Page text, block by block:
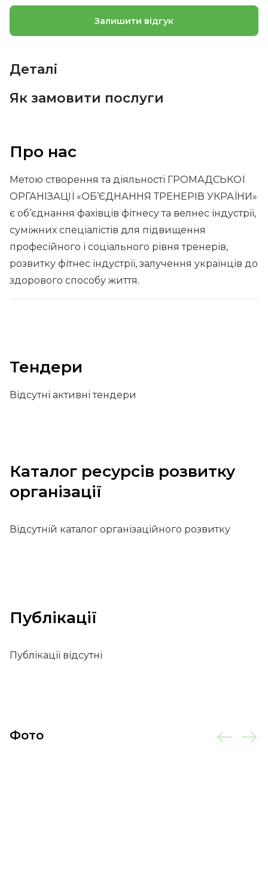
Про нас
Метою створення та діяльності ГРОМАДСЬКОЇ
ОРГАНІЗАЦІЇ «ОБ’ЄДНАННЯ ТРЕНЕРІВ УКРАЇНИ»
є об’єднання фахівців фітнесу та велнес індустрії,
суміжних спеціалістів для підвищення
професійного і соціального рівня тренерів,
розвитку фітнес індустрії, залучення українців до
здорового способу життя.
Тендери
Відсутні активні тендери
Каталог ресурсів розвитку
організації
Відсутній каталог організаційного розвитку
Публікації
Публікації відсутні
Залишити відгук
Деталі
Як замовити послуги
Фото